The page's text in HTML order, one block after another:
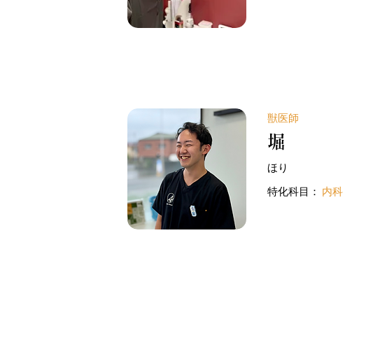
獣医師
堀
ほり
特化科目： 内科